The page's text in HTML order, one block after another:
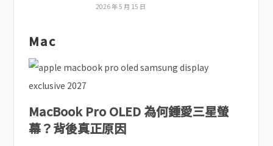
2026 年 5 月 15 日
Mac
MacBook Pro OLED 為何鍾愛三星螢
幕？背後真正原因